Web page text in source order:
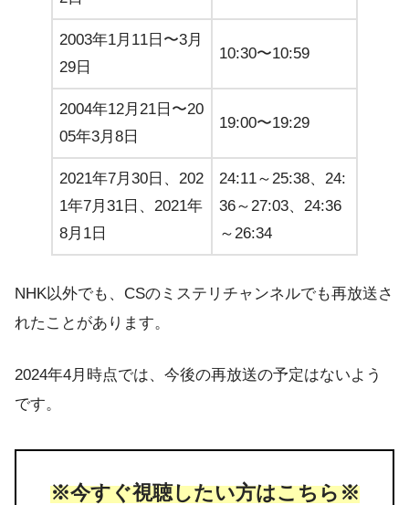
2003年1月11日〜3月
29日
10:30〜10:59
2004年12月21日〜20
05年3月8日
19:00〜19:29
2021年7月30日、202
1年7月31日、2021年
8月1日
24:11～25:38、24:
36～27:03、24:36
～26:34
NHK以外でも、CSのミステリチャンネルでも再放送さ
れたことがあります。
2024年4月時点では、今後の再放送の予定はないよう
です。
※今すぐ視聴したい方はこちら※